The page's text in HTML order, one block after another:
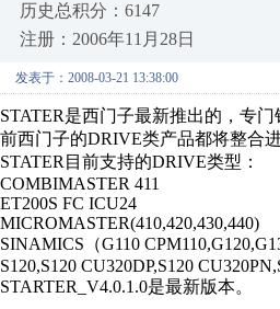
历史总积分：6147
注册：2006年11月28日
发表于：2008-03-21 13:38:00
STATER是西门子最新推出的，专
前西门子的DRIVE类产品都将整合进
STATER目前支持的DRIVE类型：
COMBIMASTER 411
ET200S FC ICU24
MICROMASTER(410,420,430,440)
SINAMICS（G110
S120,S120 CU320DP,S120
STARTER_V4.0.1.0是最新版本。